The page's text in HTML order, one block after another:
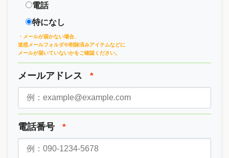
電話
特になし
・メールが届かない場合、
迷惑メールフォルダや削除済みアイテムなどに
メールが届いていないかをご確認ください。
メールアドレス *
電話番号 *